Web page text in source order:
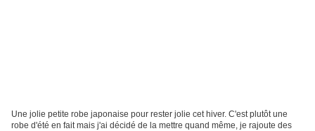
Une jolie petite robe japonaise pour rester jolie cet hiver. C'est plutôt une
robe d'été en fait mais j'ai décidé de la mettre quand même, je rajoute des